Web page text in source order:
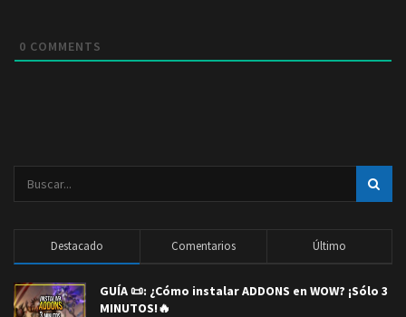
0 COMMENTS
Destacado Comentarios Último
GUÍA 📜: ¿Cómo instalar ADDONS en WOW? ¡Sólo 3
MINUTOS!🔥